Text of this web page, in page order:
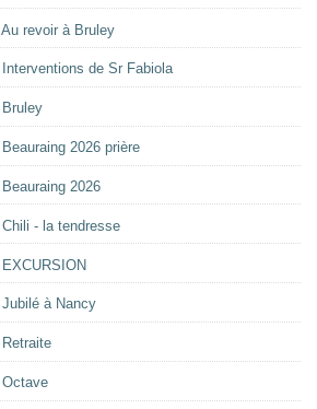
Au revoir à Bruley
Interventions de Sr Fabiola
Bruley
Beauraing 2026 prière
Beauraing 2026
Chili - la tendresse
EXCURSION
Jubilé à Nancy
Retraite
Octave